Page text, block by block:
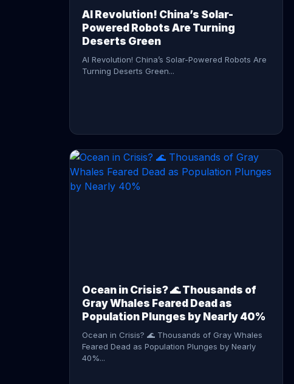
AI Revolution! China’s Solar-
Powered Robots Are Turning
Deserts Green
AI Revolution! China’s Solar-Powered Robots Are
Turning Deserts Green...
Ocean in Crisis? 🌊 Thousands of
Gray Whales Feared Dead as
Population Plunges by Nearly 40%
Ocean in Crisis? 🌊 Thousands of Gray Whales
Feared Dead as Population Plunges by Nearly
40%...